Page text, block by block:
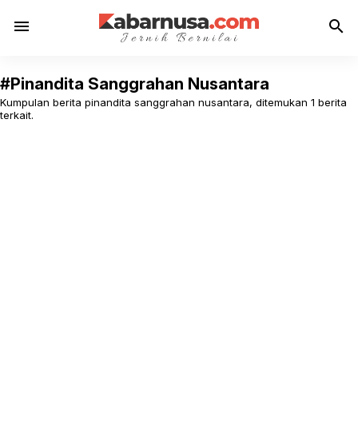
menu search
#Pinandita Sanggrahan Nusantara
Kumpulan berita pinandita sanggrahan nusantara, ditemukan 1 berita
terkait.